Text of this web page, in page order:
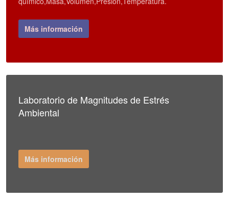
Más información
Laboratorio de Magnitudes de Estrés
Ambiental
Más información